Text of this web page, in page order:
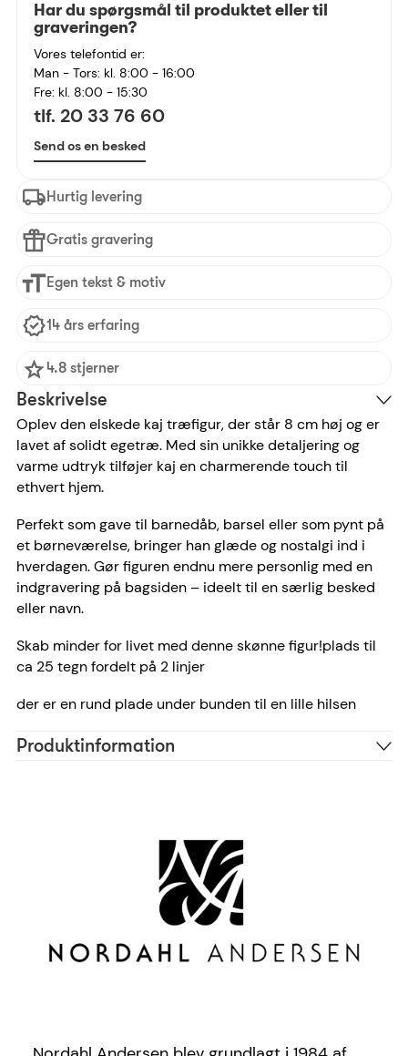
Har du spørgsmål til produktet eller til
graveringen?
Vores telefontid er:
Man - Tors: kl. 8:00 - 16:00
Fre: kl. 8:00 - 15:30
tlf. 20 33 76 60
Send os en besked
Hurtig levering
Gratis gravering
Egen tekst & motiv
14 års erfaring
4.8 stjerner
Beskrivelse
Oplev den elskede kaj træfigur, der står 8 cm høj og er
lavet af solidt egetræ. Med sin unikke detaljering og
varme udtryk tilføjer kaj en charmerende touch til
ethvert hjem.
Perfekt som gave til barnedåb, barsel eller som pynt på
et børneværelse, bringer han glæde og nostalgi ind i
hverdagen. Gør figuren endnu mere personlig med en
indgravering på bagsiden – ideelt til en særlig besked
eller navn.
Skab minder for livet med denne skønne figur!plads til
ca 25 tegn fordelt på 2 linjer
der er en rund plade under bunden til en lille hilsen
Produktinformation
Skrifttype anbefaling
5711008488510